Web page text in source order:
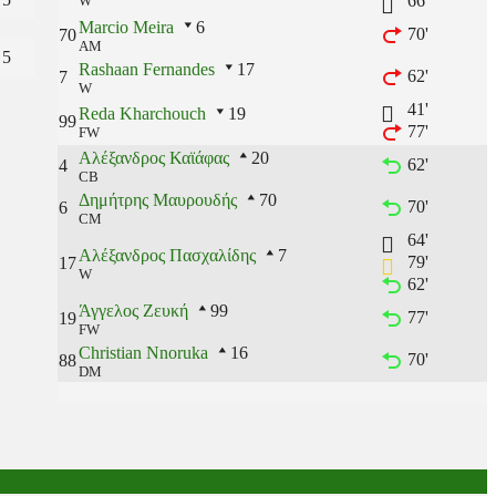
70Marcio Meira 6
AM
70'
7 Rashaan Fernandes 17
W
62'
99Reda Kharchouch 19
FW
41'
77'
4
Αλέξανδρος Καϊάφας 20
CB
62'
6 Δημήτρης Μαυρουδής 70
CM
70'
17Αλέξανδρος Πασχαλίδης 7
W
64'
79'
62'
19Άγγελος Ζευκή 99
FW
77'
88Christian Nnoruka 16
DM
70'
5